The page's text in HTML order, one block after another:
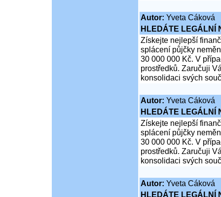
Autor: Yveta Cáková
HLEDÁTE LEGÁLNÍ
Získejte nejlepší
splácení půjčky
30 000 000 Kč. V
prostředků. Zaručuji
konsolidaci svých
Autor: Yveta Cáková
HLEDÁTE LEGÁLNÍ
Získejte nejlepší
splácení půjčky
30 000 000 Kč. V
prostředků. Zaručuji
konsolidaci svých
Autor: Yveta Cáková
HLEDÁTE LEGÁLNÍ